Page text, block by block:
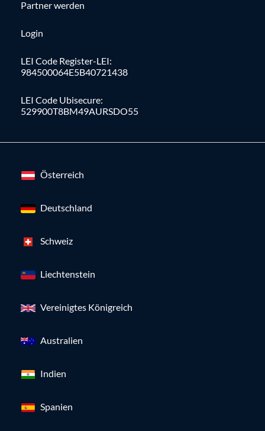
Partner werden
Login
LEI Code Register-LEI:
984500064E5B40721438
LEI Code Ubisecure:
529900T8BM49AURSDO55
Österreich
Deutschland
Schweiz
Liechtenstein
Vereinigtes Königreich
Australien
Indien
Spanien